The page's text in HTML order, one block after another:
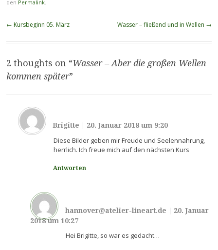
den Permalink.
Beitragsnavigation
← Kursbeginn 05. März Wasser – fließend und in Wellen →
2 thoughts on “Wasser – Aber die großen Wellen
kommen später”
Brigitte 20. Januar 2018 um 9:20
Diese Bilder geben mir Freude und Seelennahrung,
herrlich. Ich freue mich auf den nächsten Kurs
Antworten
hannover@atelier-lineart.de
20. Januar
2018 um 10:27
Hei Brigitte, so war es gedacht…